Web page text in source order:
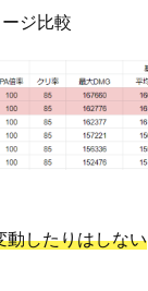
ジ比較
動したりはしない